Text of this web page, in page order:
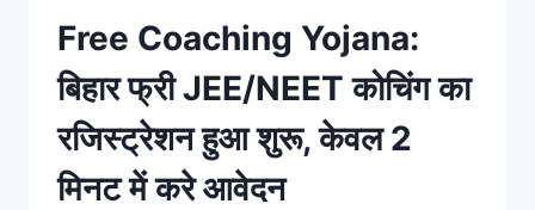
Free Coaching Yojana:
बिहार फ्री JEE/NEET कोचिंग का
रजिस्ट्रेशन हुआ शुरू, केवल 2
मिनट में करे आवेदन